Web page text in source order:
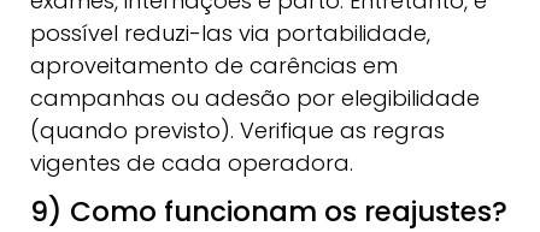
possível reduzi-las via portabilidade,
aproveitamento de carências em
campanhas ou adesão por elegibilidade
(quando previsto). Verifique as regras
vigentes de cada operadora.
9) Como funcionam os reajustes?